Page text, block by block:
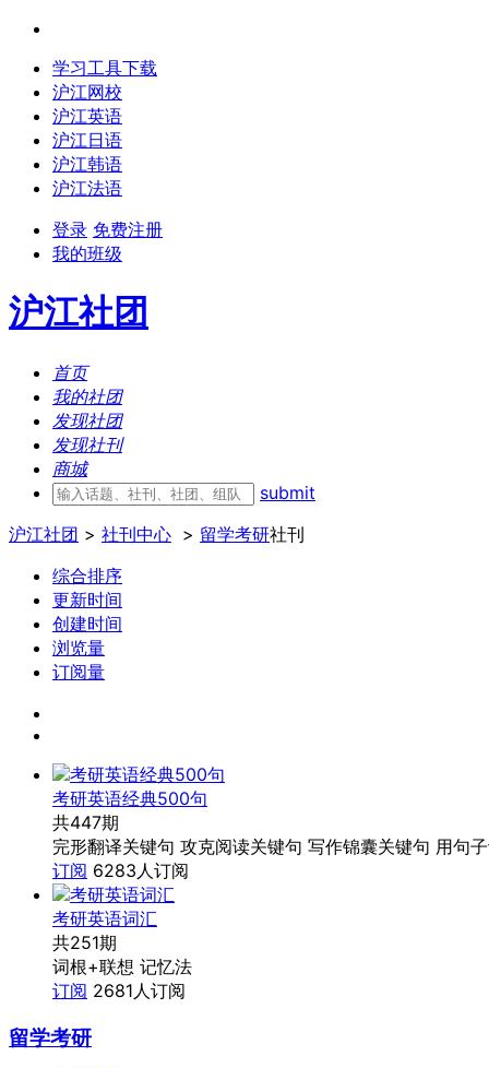
学习工具下载
沪江网校
沪江英语
沪江日语
沪江韩语
沪江法语
登录 免费注册
我的班级
沪江社团
首页
我的社团
发现社团
发现社刊
商城
submit
沪江社团 > 社刊中心 > 留学考研社刊
综合排序
更新时间
创建时间
浏览量
订阅量
考研英语经典500句
共447期
完形翻译关键句 攻克阅读关键句 写作锦囊关键句 用句
订阅 6283人订阅
考研英语词汇
共251期
词根+联想 记忆法
订阅 2681人订阅
留学考研